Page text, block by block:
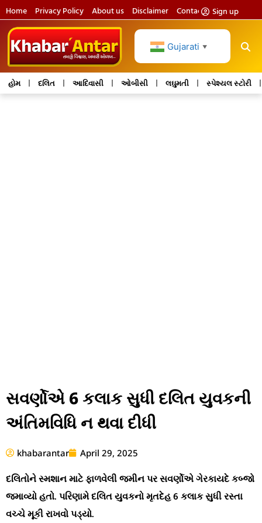
Home Privacy Policy About us Disclaimer Contact usSign up
Gujarati ▼
હોમ દલિત આદિવાસી ઓબીસી લઘુમતી સ્પેશ્યલ સ્ટોરી
સવર્ણોએ 6 કલાક સુધી દલિત યુવકની
અંતિમવિધિ ન થવા દીધી
khabarantar April 29, 2025
દલિતોને સ્મશાન માટે ફાળવેલી જમીન પર સવર્ણોએ ગેરકાયદે કબ્જો
જમાવ્યો હતો. પરિણામે દલિત યુવકનો મૃતદેહ 6 કલાક સુધી રસ્તા
વચ્ચે મૂકી રાખવો પડ્યો.